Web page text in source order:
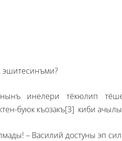
эшитесинъми?
инелери тёкюлип
буюк къозакъ[3] киби
– Василий достуны эп